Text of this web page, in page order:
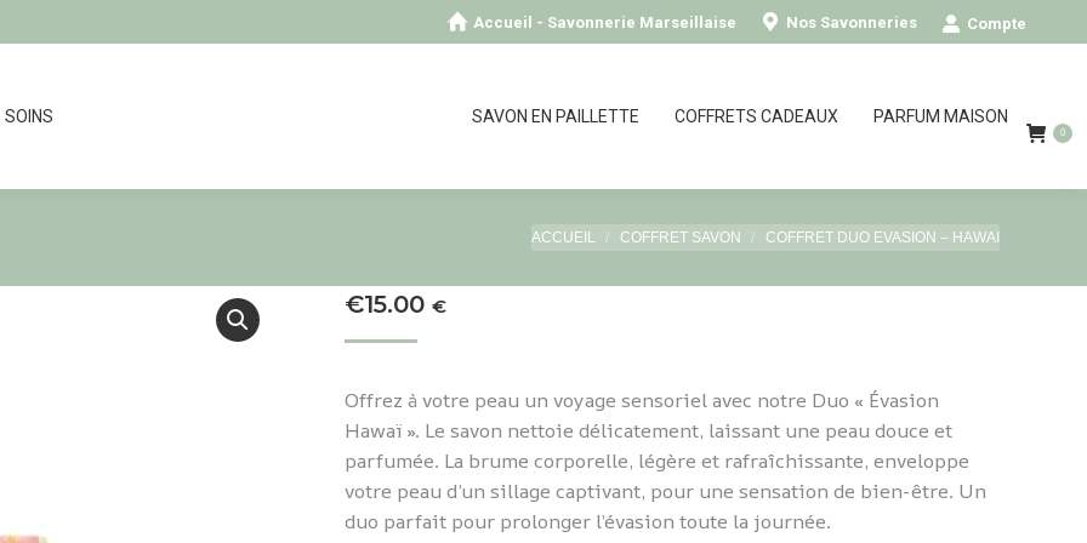
Accueil - Savonnerie Marseillaise Nos Savonneries Compte
SOINS SAVON EN PAILLETTE COFFRETS CADEAUX PARFUM MAISON
0
Vous êtes ici :
ACCUEIL COFFRET SAVON COFFRET DUO EVASION – HAWAI
€15.00 €
Offrez à votre peau un voyage sensoriel avec notre Duo « Évasion
Hawaï ». Le savon nettoie délicatement, laissant une peau douce et
parfumée. La brume corporelle, légère et rafraîchissante, enveloppe
votre peau d’un sillage captivant, pour une sensation de bien-être. Un
duo parfait pour prolonger l’évasion toute la journée.